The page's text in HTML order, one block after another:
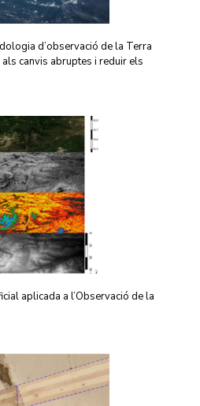
d’observació de la Terra
canvis abruptes i reduir els
aplicada a l’Observació de la